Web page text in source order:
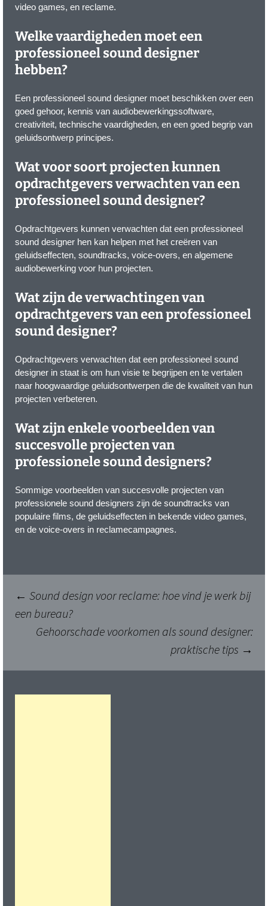
video games, en reclame.
Welke vaardigheden moet een
professioneel sound designer
hebben?
Een professioneel sound designer moet beschikken over een
goed gehoor, kennis van audiobewerkingssoftware,
creativiteit, technische vaardigheden, en een goed begrip van
geluidsontwerp principes.
Wat voor soort projecten kunnen
opdrachtgevers verwachten van een
professioneel sound designer?
Opdrachtgevers kunnen verwachten dat een professioneel
sound designer hen kan helpen met het creëren van
geluidseffecten, soundtracks, voice-overs, en algemene
audiobewerking voor hun projecten.
Wat zijn de verwachtingen van
opdrachtgevers van een professioneel
sound designer?
Opdrachtgevers verwachten dat een professioneel sound
designer in staat is om hun visie te begrijpen en te vertalen
naar hoogwaardige geluidsontwerpen die de kwaliteit van hun
projecten verbeteren.
Wat zijn enkele voorbeelden van
succesvolle projecten van
professionele sound designers?
Sommige voorbeelden van succesvolle projecten van
professionele sound designers zijn de soundtracks van
populaire films, de geluidseffecten in bekende video games,
en de voice-overs in reclamecampagnes.
Berichtnavigatie
← Sound design voor reclame: hoe vind je werk bij
een bureau?
Gehoorschade voorkomen als sound designer:
praktische tips →